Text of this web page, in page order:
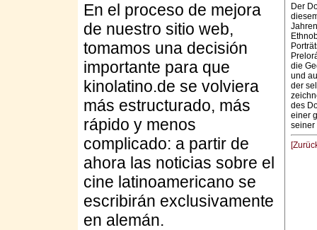
En el proceso de mejora
de nuestro sitio web,
tomamos una decisión
importante para que
kinolatino.de se volviera
más estructurado, más
rápido y menos
complicado: a partir de
ahora las noticias sobre el
cine latinoamericano se
escribirán exclusivamente
en alemán.
Der
die
und
der
des
einer
seiner